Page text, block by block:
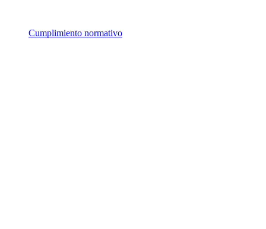
Cumplimiento normativo